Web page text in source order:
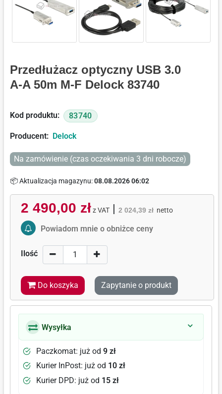
Przedłużacz optyczny USB 3.0
A-A 50m M-F Delock 83740
Kod produktu: 83740
Producent: Delock
Na zamówienie (czas oczekiwania 3 dni robocze)
📦 Aktualizacja magazynu:08.08.2026 06:02
2 490,00 zł z VAT| 2 024,39 zł netto
Activate Price Alert
Powiadom mnie o obniżce ceny
Ilość
Do koszyka Zapytanie o produkt
Wysyłka
Paczkomat: już od 9 zł
Kurier InPost: już od 10 zł
Kurier DPD: już od 15 zł